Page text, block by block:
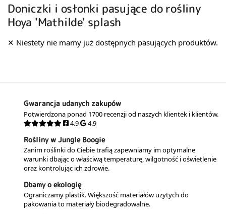
Doniczki i osłonki pasujące do rośliny
Hoya 'Mathilde' splash
Gwarancja udanych zakupów
Potwierdzona ponad 1700 recenzji od naszych klientek i klientów.
4.9
4.9
Rośliny w Jungle Boogie
Zanim roślinki do Ciebie trafią zapewniamy im optymalne
warunki dbając o właściwą temperaturę, wilgotność i oświetlenie
oraz kontrolując ich zdrowie.
Dbamy o ekologię
Ograniczamy plastik. Większość materiałów użytych do
pakowania to materiały biodegradowalne.